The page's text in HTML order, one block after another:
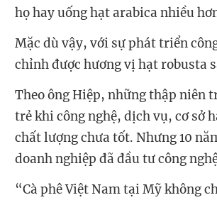
họ hay uống hạt arabica nhiều
Mặc dù vậy, với sự phát triển
chỉnh được hương vị hạt robusta
Theo ông Hiệp, những thập niên
trẻ khi công nghệ, dịch vụ, cơ sở
chất lượng chưa tốt. Nhưng 10
doanh nghiệp đã đầu tư công
“Cà phê Việt Nam tại Mỹ không